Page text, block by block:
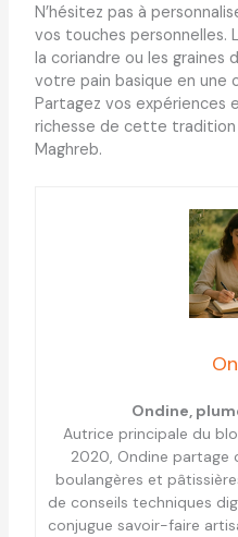
N’hésitez pas à
vos touches personnelles.
la coriandre ou les graines
votre pain basique en une
Partagez vos expériences
richesse de cette tradition
Maghreb.
Ondine,
Autrice principale du
2020, Ondine partage
boulangères et
de conseils techniques
conjugue savoir-faire